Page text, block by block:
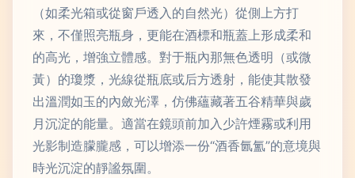
（如柔光箱或從窗戶透入的自然光）從側上方打
來，不僅照亮瓶身，更能在酒標和瓶蓋上形成柔和
的高光，增強立體感。對于瓶內那無色透明（或微
黃）的瓊漿，光線從瓶底或后方透射，能使其散發
出溫潤如玉的內斂光澤，仿佛蘊藏著五谷精華與歲
月沉淀的能量。適當在鏡頭前加入少許煙霧或利用
光影制造朦朧感，可以增添一份“酒香氤氳”的意境與
時光沉淀的靜謐氛圍。